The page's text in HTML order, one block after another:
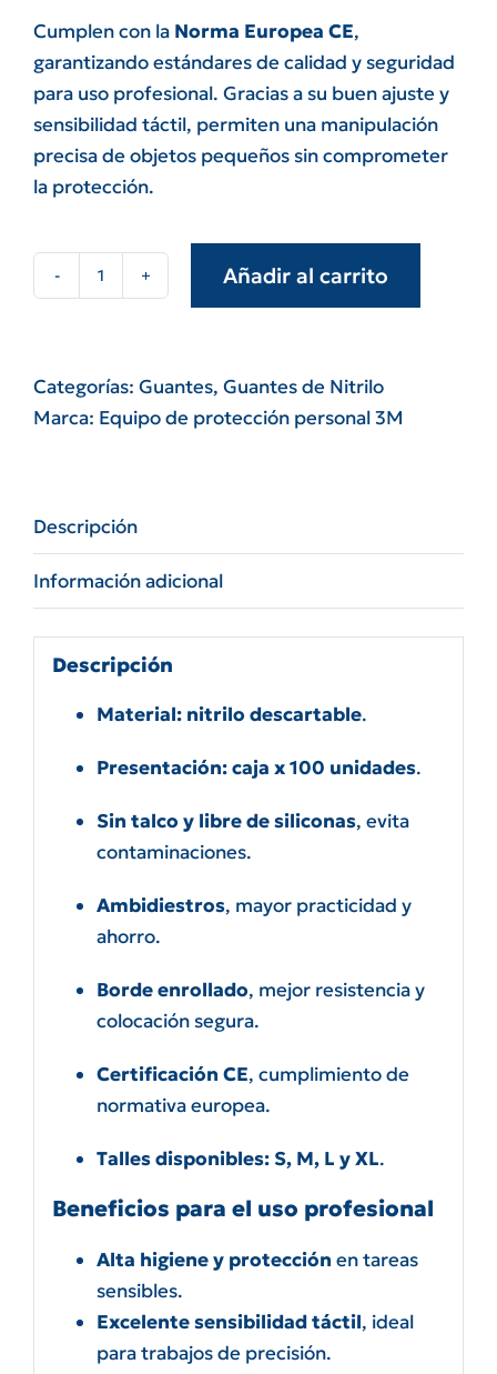
Cumplen con la Norma Europea CE,
garantizando estándares de calidad y seguridad
para uso profesional. Gracias a su buen ajuste y
sensibilidad táctil, permiten una manipulación
precisa de objetos pequeños sin comprometer
la protección.
Guantes
caja
x
Añadir al carrito
Categorías: Guantes, Guantes de Nitrilo
Marca: Equipo de protección personal 3M
Descripción
Información adicional
Descripción
Material: nitrilo descartable.
Presentación: caja x 100 unidades.
Sin talco y libre de siliconas, evita
contaminaciones.
Ambidiestros, mayor practicidad y
ahorro.
Borde enrollado, mejor resistencia y
colocación segura.
Certificación CE, cumplimiento de
normativa europea.
Talles disponibles: S, M, L y XL.
Beneficios para el uso profesional
Alta higiene y protección en tareas
sensibles.
Excelente sensibilidad táctil, ideal
para trabajos de precisión.